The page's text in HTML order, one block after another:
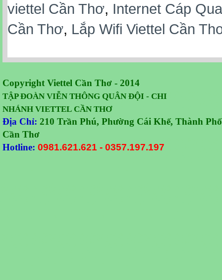
viettel Cần Thơ, Internet Cáp
Cần Thơ, Lắp Wifi Viettel Cần
Copyright Viettel Cần Thơ - 2014
TẬP ĐOÀN VIỄN THÔNG QUÂN ĐỘI - CHI
NHÁNH VIETTEL CẦN THƠ
Địa Chỉ: 210 Trần Phú, Phường Cái Khế, Thành Phố
Cần Thơ
Hotline: 0981.621.621 - 0357.197.197